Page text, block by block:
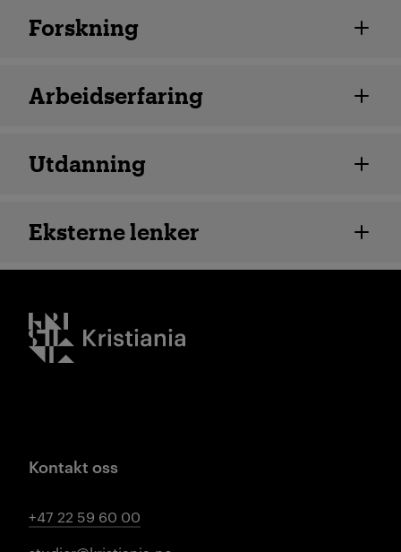
Ansatte detaljer
Forskning
Arbeidserfaring
Utdanning
Eksterne lenker
Kristiania logo
Kontakt oss
+47 22 59 60 00